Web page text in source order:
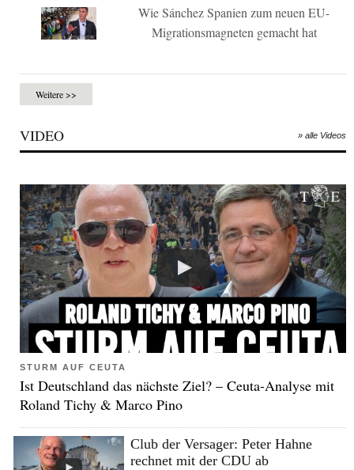
Wie Sánchez Spanien zum neuen EU-
Migrationsmagneten gemacht hat
Weitere >>
VIDEO » alle Videos
STURM AUF CEUTA
Ist Deutschland das nächste Ziel? – Ceuta-Analyse mit
Roland Tichy & Marco Pino
Club der Versager: Peter Hahne
rechnet mit der CDU ab